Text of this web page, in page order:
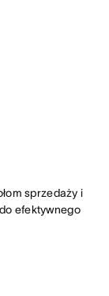
sprzedaży i
efektywnego